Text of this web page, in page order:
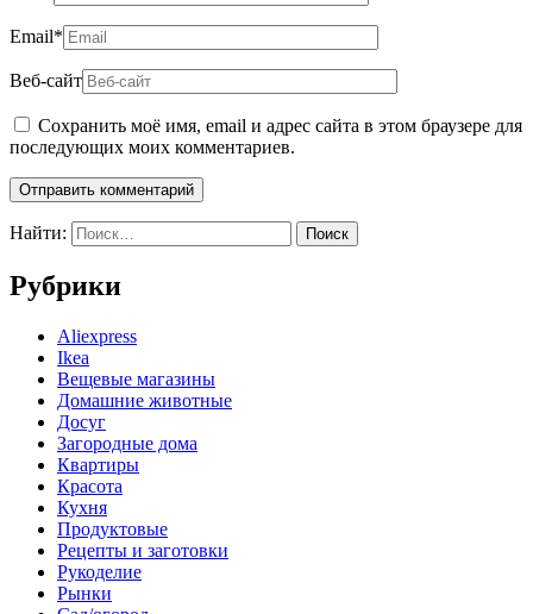
Email*
Веб-сайт
Сохранить моё имя, email и адрес сайта в этом браузере для
последующих моих комментариев.
Найти:
Рубрики
Aliexpress
Ikea
Вещевые магазины
Домашние животные
Досуг
Загородные дома
Квартиры
Красота
Кухня
Продуктовые
Рецепты и заготовки
Рукоделие
Рынки